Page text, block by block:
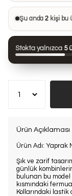
Bu ürünü 20 kişi
Bu ürün son 24
Şu anda2 kişi bu
Stokta yalnızca 5
Ürün Açıklaması
Ürün Adı: Yaprak
Şık ve zarif
günlük
bulunan bu model
kısmındaki
Kollarındaki lastik